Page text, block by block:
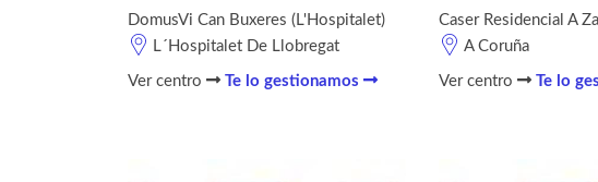
DomusVi Can Buxeres (L'Hospitalet)
L´Hospitalet De Llobregat
Ver centro Te lo gestionamos
Caser Residencial A
A Coruña
Ver centro Te lo